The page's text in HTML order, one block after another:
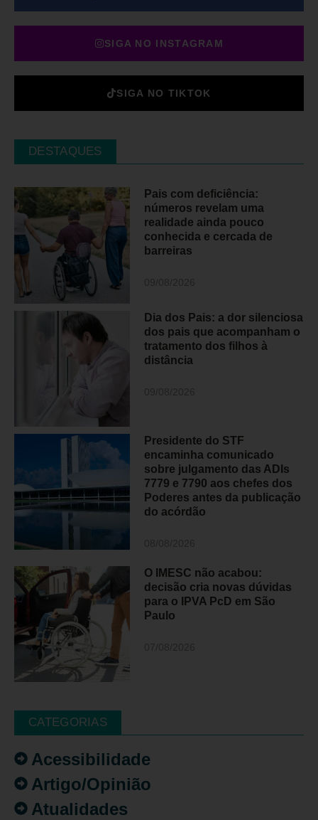
SIGA NO INSTAGRAM
SIGA NO TIKTOK
DESTAQUES
Pais com deficiência:
números revelam uma
realidade ainda pouco
conhecida e cercada de
barreiras
Dia dos Pais: a dor silenciosa
dos pais que acompanham o
tratamento dos filhos à
distância
Presidente do STF
encaminha comunicado
sobre julgamento das ADIs
7779 e 7790 aos chefes dos
Poderes antes da publicação
do acórdão
O IMESC não acabou:
decisão cria novas dúvidas
para o IPVA PcD em São
Paulo
CATEGORIAS
Acessibilidade
Artigo/Opinião
Atualidades